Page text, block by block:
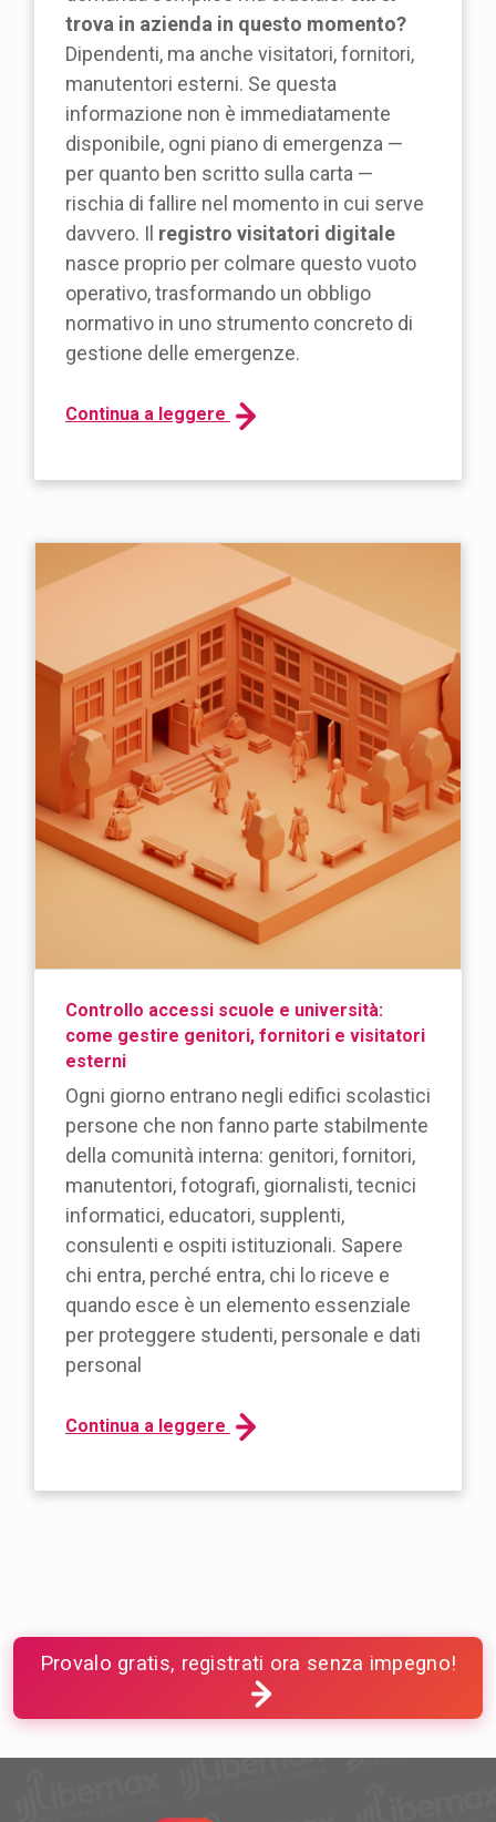
trova in azienda in questo momento?
Dipendenti, ma anche visitatori, fornitori,
manutentori esterni. Se questa
informazione non è immediatamente
disponibile, ogni piano di emergenza —
per quanto ben scritto sulla carta —
rischia di fallire nel momento in cui serve
davvero. Il registro visitatori digitale
nasce proprio per colmare questo vuoto
operativo, trasformando un obbligo
normativo in uno strumento concreto di
gestione delle emergenze.
Continua a leggere
Controllo accessi scuole e università:
come gestire genitori, fornitori e visitatori
esterni
Ogni giorno entrano negli edifici scolastici
persone che non fanno parte stabilmente
della comunità interna: genitori, fornitori,
manutentori, fotografi, giornalisti, tecnici
informatici, educatori, supplenti,
consulenti e ospiti istituzionali. Sapere
chi entra, perché entra, chi lo riceve e
quando esce è un elemento essenziale
per proteggere studenti, personale e dati
personal
Continua a leggere
Provalo gratis, registrati ora senza impegno!